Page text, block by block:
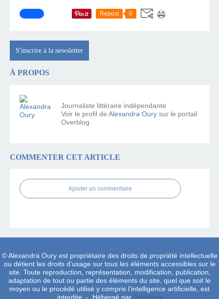
Repost 0
S'inscrire à la newsletter
À PROPOS
Journaliste littéraire indépendante
Voir le profil de Alexandra Oury sur le portail
Overblog
COMMENTER CET ARTICLE
Ajouter un commentaire
© Alexandra Oury est propriétaire des droits de propriété intellectuelle
ou détient les droits d’usage sur tous les éléments accessibles sur le
site. Toute reproduction, représentation, modification, publication,
adaptation de tout ou partie des éléments du site, quel que soit le
moyen ou le procédé utilisé y compris l’intelligence artificielle, est
interdite. - Hébergé par Overblog